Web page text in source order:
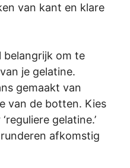
van kant en klare
belangrijk om te
je gelatine.
gemaakt van
van de botten. Kies
gelatine.’
afkomstig